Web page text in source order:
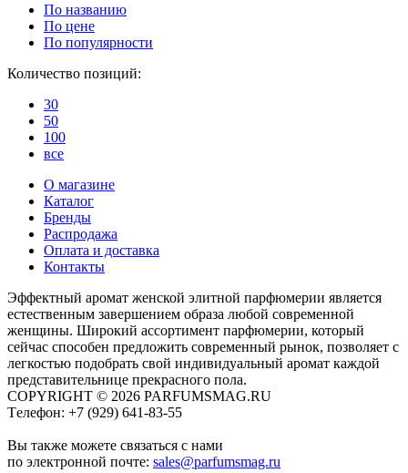
По названию
По цене
По популярности
Количество позиций:
30
50
100
все
О магазине
Каталог
Бренды
Распродажа
Оплата и доставка
Контакты
Эффектный аромат женской элитной парфюмерии является
естественным завершением образа любой современной
женщины. Широкий ассортимент парфюмерии, который
сейчас способен предложить современный рынок, позволяет с
легкостью подобрать свой индивидуальный аромат каждой
представительнице прекрасного пола.
COPYRIGHT © 2026 PARFUMSMAG.RU
Tелефон: +7 (929) 641-83-55
Вы также можете связаться с нами
по электронной почте: sales@parfumsmag.ru